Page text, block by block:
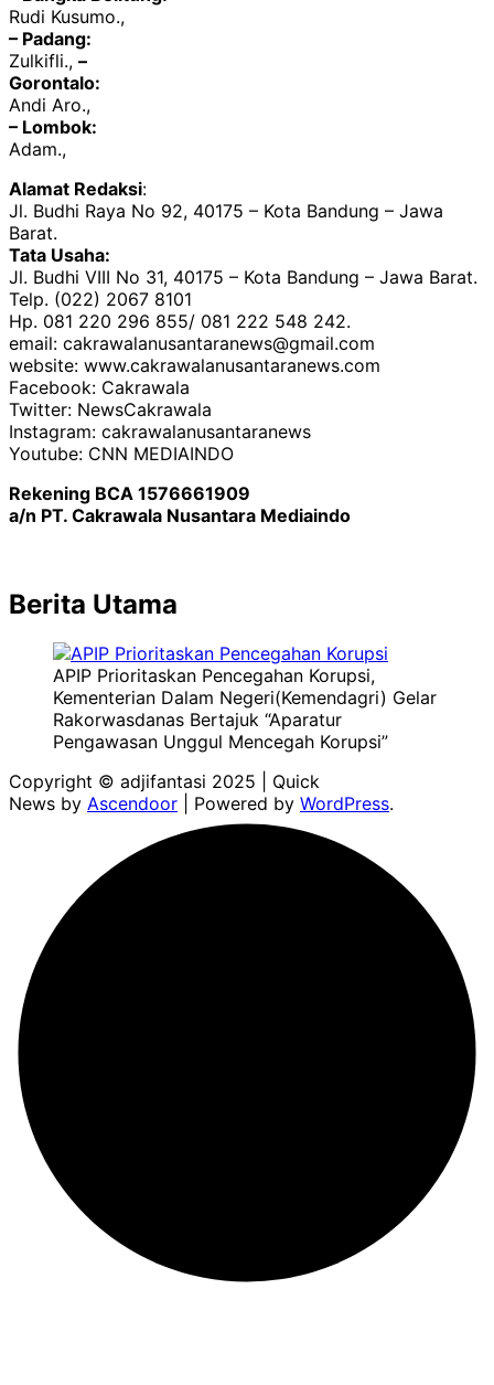
Rudi Kusumo.,
– Padang:
Zulkifli., –
Gorontalo:
Andi Aro.,
– Lombok:
Adam.,
Alamat Redaksi:
Jl. Budhi Raya No 92, 40175 – Kota Bandung – Jawa
Barat.
Tata Usaha:
Jl. Budhi VIII No 31, 40175 – Kota Bandung – Jawa Barat.
Telp. (022) 2067 8101
Hp. 081 220 296 855/ 081 222 548 242.
email: cakrawalanusantaranews@gmail.com
website: www.cakrawalanusantaranews.com
Facebook: Cakrawala
Twitter: NewsCakrawala
Instagram: cakrawalanusantaranews
Youtube: CNN MEDIAINDO
Rekening BCA 1576661909
a/n PT. Cakrawala Nusantara Mediaindo
Berita Utama
APIP Prioritaskan Pencegahan Korupsi,
Kementerian Dalam Negeri(Kemendagri) Gelar
Rakorwasdanas Bertajuk “Aparatur
Pengawasan Unggul Mencegah Korupsi”
Copyright © adjifantasi 2025 | Quick
News by Ascendoor | Powered by WordPress.